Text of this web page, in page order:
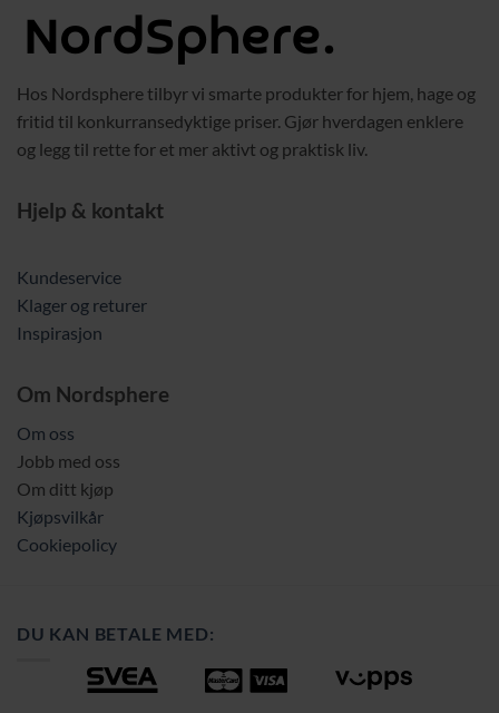
Hos Nordsphere tilbyr vi smarte produkter for hjem, hage og
fritid til konkurransedyktige priser. Gjør hverdagen enklere
og legg til rette for et mer aktivt og praktisk liv.
Hjelp & kontakt
Kundeservice
Klager og returer
Inspirasjon
Om Nordsphere
Om oss
Jobb med oss
Om ditt kjøp
Kjøpsvilkår
Cookiepolicy
DU KAN BETALE MED: